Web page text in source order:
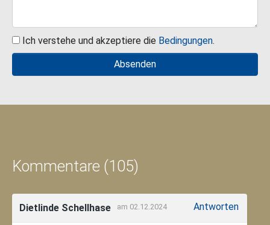
Ich verstehe und akzeptiere die Bedingungen.
Kommentare (105)
Dietlinde Schellhase am 02.12.2024 Antworten